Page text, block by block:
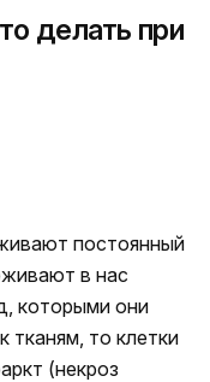
делать при
постоянный
в нас
которыми они
тканям, то клетки
(некроз